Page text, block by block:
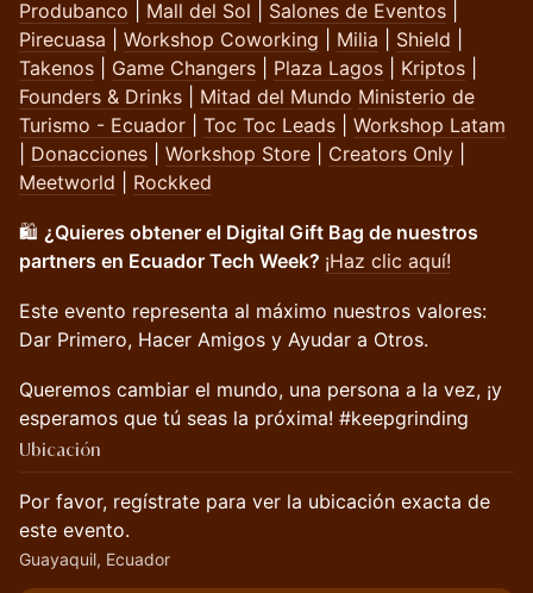
Produbanco
Mall del Sol Salones de Eventos
Pirecuasa
Workshop Coworking Milia Shield
Takenos
Game Changers Plaza Lagos Kriptos
Founders & Drinks
Mitad del Mundo Ministerio de
Turismo - Ecuador
Toc Toc Leads
Workshop Latam
Donacciones Workshop Store Creators Only
Meetworld
Rockked
🛍️ ¿Quieres obtener el Digital Gift Bag de nuestros
partners en Ecuador Tech Week? ¡Haz clic aquí!
Este evento representa al máximo nuestros valores:
Dar Primero, Hacer Amigos y Ayudar a Otros.
Queremos cambiar el mundo, una persona a la vez, ¡y
esperamos que tú seas la próxima! #keepgrinding
Ubicación
Por favor, regístrate para ver la ubicación exacta de
este evento.
Guayaquil, Ecuador